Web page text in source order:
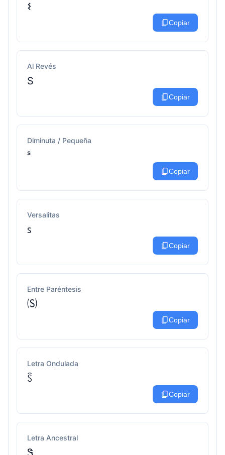
𐌔
content_copyCopiar
Al Revés
S
content_copyCopiar
Diminuta / Pequeña
ˢ
content_copyCopiar
Versalitas
ꜱ
content_copyCopiar
Entre Paréntesis
🄢
content_copyCopiar
Letra Ondulada
ꇘ
content_copyCopiar
Letra Ancestral
Ꮥ